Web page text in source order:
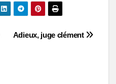
Adieux, juge clément